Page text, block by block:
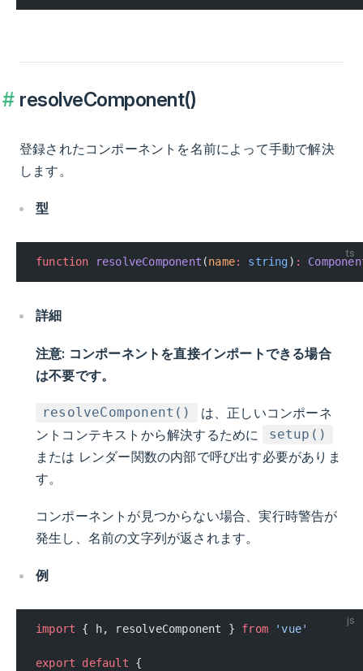
resolveComponent()
登録されたコンポーネントを名前によって手動で解決
します。
型
ts
function resolveComponent (name: string) :
詳細
注意: コンポーネントを直接インポートできる場合
は不要です。
resolveComponent()
は、正しいコンポーネ
ントコンテキストから解決するために
setup()
または レンダー関数の内部で呼び出す必要がありま
す。
コンポーネントが見つからない場合、実行時警告が
発生し、名前の文字列が返されます。
例
js
import { h, resolveComponent } from 'vue'
export default {